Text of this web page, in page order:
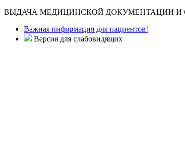
ВЫДАЧА МЕДИЦИНСКОЙ ДОКУМЕНТАЦИИ И
Важная информация для пациентов!
Версия для слабовидящих